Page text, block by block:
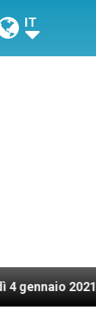
IT
Possesso